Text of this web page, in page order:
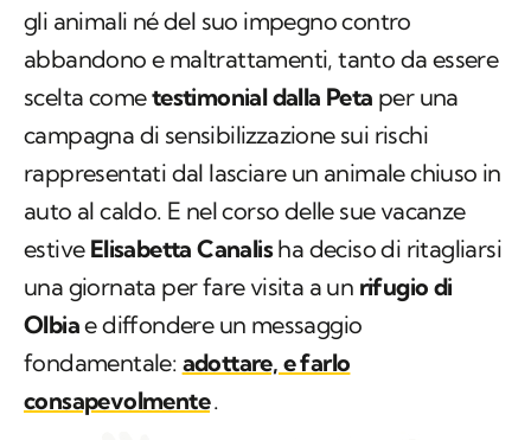
gli animali né del suo impegno contro
abbandono e maltrattamenti, tanto da essere
scelta cometestimonial dalla Peta per una
campagna di sensibilizzazione sui rischi
rappresentati dal lasciare un animale chiuso in
auto al caldo. E nel corso delle sue vacanze
estive Elisabetta Canalisha deciso di ritagliarsi
una giornata per fare visita a un rifugio di
Olbiae diffondere un messaggio
fondamentale: adottare, e farlo
consapevolmente.